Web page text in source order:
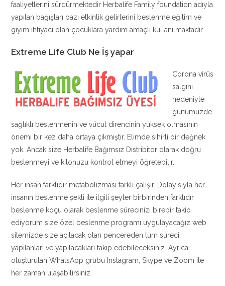
faaliyetlerini sürdürmektedir Herbalife Family foundation adıyla
yapılan bağışları bazı etkinlik gelirlerini beslenme eğitim ve
giyim ihtiyacı olan çocuklara yardım amaçlı kullanılmaktadır.
Extreme Life Club Ne İş yapar
Corona virüs
salgını
nedeniyle
günümüzde
sağlıklı beslenmenin ve vücut direncinin yüksek olmasının
önemi bir kez daha ortaya çıkmıştır. Elimde sihirli bir değnek
yok. Ancak size Herbalife Bağımsız Distribitör olarak doğru
beslenmeyi ve kilonuzu kontrol etmeyi öğretebilir.
Her insan farklıdır metabolizması farklı çalışır. Dolayısıyla her
insanın beslenme şekli ile ilgili şeyler birbirinden farklıdır
beslenme koçu olarak beslenme sürecinizi birebir takip
ediyorum size özel beslenme programı uygulayacağız web
sitemizde size açılacak olan pencereden tüm süreci,
yapılanları ve yapılacakları takip edebileceksiniz. Ayrıca
oluşturulan WhatsApp grubu Instagram, Skype ve Zoom ile
her zaman ulaşabilirsiniz.